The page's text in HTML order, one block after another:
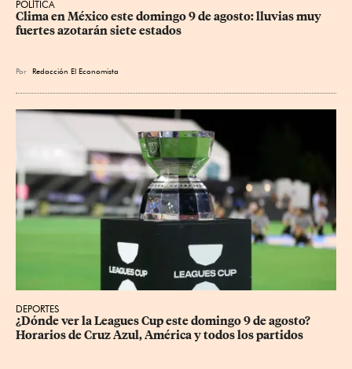
POLÍTICA
Clima en México este domingo 9 de agosto: lluvias muy
fuertes azotarán siete estados
Por Redacción El Economista
DEPORTES
¿Dónde ver la Leagues Cup este domingo 9 de agosto?
Horarios de Cruz Azul, América y todos los partidos